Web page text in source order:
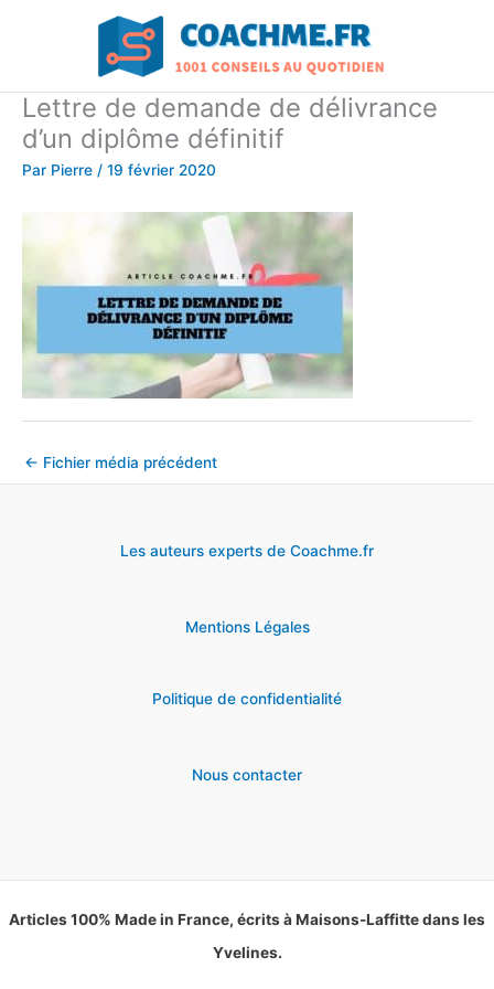
Lettre de demande de délivrance
d’un diplôme définitif
Par Pierre / 19 février 2020
← Fichier média précédent
Les auteurs experts de Coachme.fr
Mentions Légales
Politique de confidentialité
Nous contacter
Articles 100% Made in France, écrits à Maisons-Laffitte dans les
Yvelines.